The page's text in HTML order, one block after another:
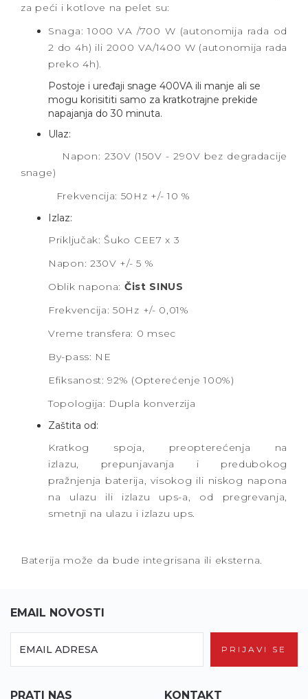
za peći i kotlove na pelet su:
Snaga: 1000 VA /700 W (autonomija rada od
2 do 4h) ili 2000 VA/1400 W (autonomija rada
preko 4h).
Postoje i uređaji snage 400VA ili manje ali se
mogu korisititi samo za kratkotrajne prekide
napajanja do 30 minuta.
Ulaz:
Napon: 230V (150V - 290V bez degradacije
snage)
Frekvencija: 50Hz +/- 10 %
Izlaz:
Priključak: Šuko CEE7 x 3
Napon: 230V +/- 5 %
Oblik napona: Čist SINUS
Frekvencija: 50Hz +/- 0,01%
Vreme transfera: 0 msec
By-pass: NE
Efiksanost: 92% (Opterećenje 100%)
Topologija: Dupla konverzija
Zaštita od:
Kratkog spoja, preopterećenja na
izlazu, prepunjavanja i predubokog
pražnjenja baterija, visokog ili niskog napona
na ulazu ili izlazu ups-a, od pregrevanja,
smetnji na ulazu i izlazu ups.
Baterija može da bude integrisana ili eksterna.
EMAIL NOVOSTI
PRIJAVI SE
PRATI NAS KONTAKT